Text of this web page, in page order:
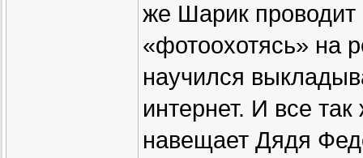
же Шарик проводит
«фотоохотясь» на
научился
интернет. И все
навещает Дядя